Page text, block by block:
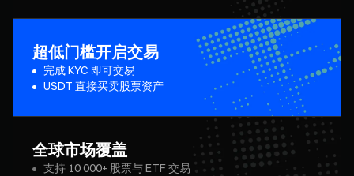
超低门槛开启交易
完成 KYC 即可交易
USDT 直接买卖股票资产
全球市场覆盖
支持 10 000+ 股票与 ETF 交易